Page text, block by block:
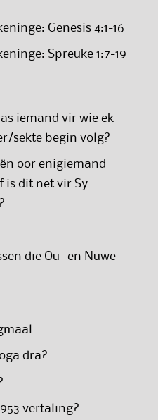
Genesis 4:1-16
Spreuke 1:7-19
iemand vir wie ek
sekte begin volg?
oor enigiemand
is dit net vir Sy
die Ou- en Nuwe
dra?
vertaling?